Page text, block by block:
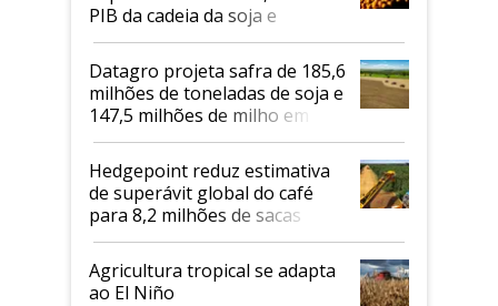
PIB da cadeia da soja e
biodiesel em 2026
Datagro projeta safra de 185,6
milhões de toneladas de soja e
147,5 milhões de milho em
2026/27
Hedgepoint reduz estimativa
de superávit global do café
para 8,2 milhões de sacas
Agricultura tropical se adapta
ao El Niño